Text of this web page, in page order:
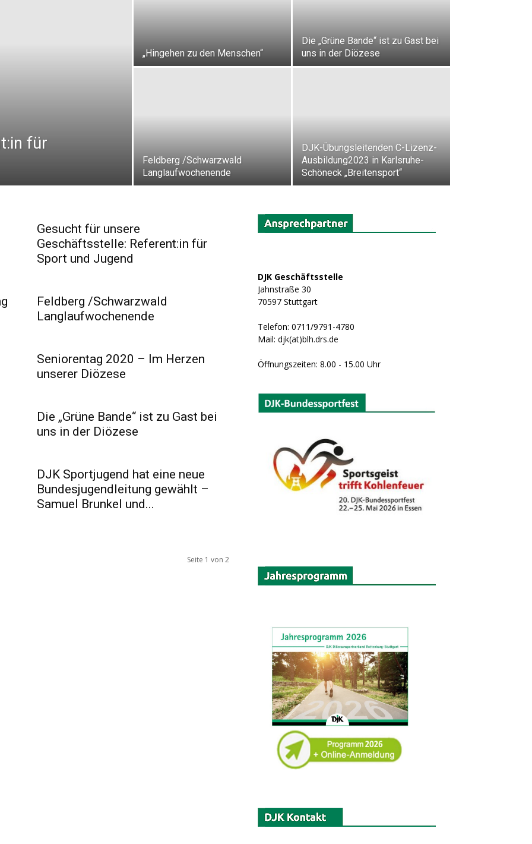
für
„Hingehen zu den Menschen“
Die „Grüne Bande“ ist zu Gast bei
uns in der Diözese
Feldberg /Schwarzwald
Langlaufwochenende
DJK-Übungsleitenden C-Lizenz-
Ausbildung2023 in Karlsruhe-
Schöneck „Breitensport“
Gesucht für unsere
Geschäftsstelle: Referent:in für
Sport und Jugend
Feldberg /Schwarzwald
Langlaufwochenende
Seniorentag 2020 – Im Herzen
unserer Diözese
Die „Grüne Bande“ ist zu Gast bei
uns in der Diözese
DJK Sportjugend hat eine neue
Bundesjugendleitung gewählt –
Samuel Brunkel und...
Seite 1 von 2
DJK Geschäftsstelle
Jahnstraße 30
70597 Stuttgart
Telefon: 0711/9791-4780
Mail: djk(at)blh.drs.de
Öffnungszeiten: 8.00 - 15.00 Uhr